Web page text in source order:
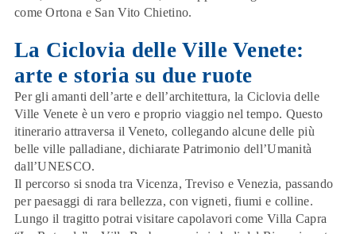
come Ortona e San Vito Chietino.
La Ciclovia delle Ville Venete:
arte e storia su due ruote
Per gli amanti dell’arte e dell’architettura, la Ciclovia delle
Ville Venete è un vero e proprio viaggio nel tempo. Questo
itinerario attraversa il Veneto, collegando alcune delle più
belle ville palladiane, dichiarate Patrimonio dell’Umanità
dall’UNESCO.
Il percorso si snoda traVicenza, Treviso e Venezia, passando
per paesaggi di rara bellezza, con vigneti, fiumi e colline.
Lungo il tragitto potrai visitare capolavori come Villa Capra